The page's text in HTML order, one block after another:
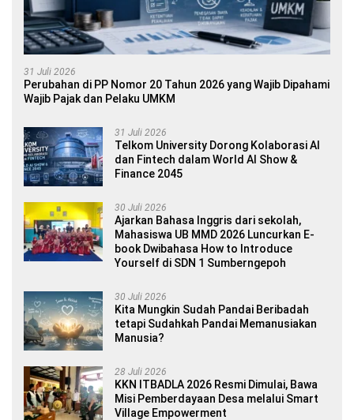
31 Juli 2026
Perubahan di PP Nomor 20 Tahun 2026 yang Wajib Dipahami
Wajib Pajak dan Pelaku UMKM
31 Juli 2026
Telkom University Dorong Kolaborasi AI
dan Fintech dalam World AI Show &
Finance 2045
30 Juli 2026
Ajarkan Bahasa Inggris dari sekolah,
Mahasiswa UB MMD 2026 Luncurkan E-
book Dwibahasa How to Introduce
Yourself di SDN 1 Sumberngepoh
30 Juli 2026
Kita Mungkin Sudah Pandai Beribadah
tetapi Sudahkah Pandai Memanusiakan
Manusia?
28 Juli 2026
KKN ITBADLA 2026 Resmi Dimulai, Bawa
Misi Pemberdayaan Desa melalui Smart
Village Empowerment